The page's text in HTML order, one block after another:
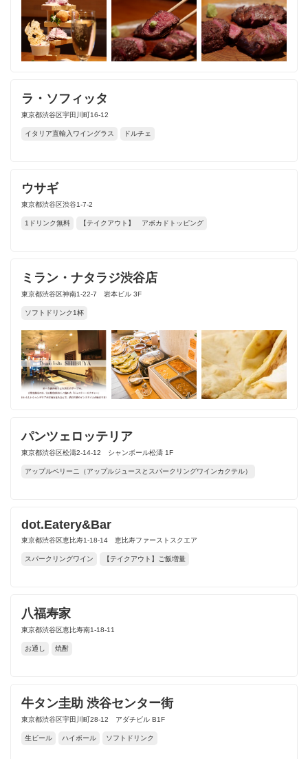
ラ・ソフィッタ
東京都渋谷区宇田川町16-12
イタリア直輸入ワイングラス ドルチェ
ウサギ
東京都渋谷区渋谷1-7-2
1ドリンク無料 【テイクアウト】 アボカドトッピング
ミラン・ナタラジ渋谷店
東京都渋谷区神南1-22-7 岩本ビル 3F
ソフトドリンク1杯
パンツェロッテリア
東京都渋谷区松濤2-14-12 シャンボール松濤 1F
アップルベリーニ（アップルジュースとスパークリングワインカクテル）
dot.Eatery&Bar
東京都渋谷区恵比寿1-18-14 恵比寿ファーストスクエア
スパークリングワイン 【テイクアウト】ご飯増量
八福寿家
東京都渋谷区恵比寿南1-18-11
お通し 焼酎
牛タン圭助 渋谷センター街
東京都渋谷区宇田川町28-12 アダチビル B1F
生ビール ハイボール ソフトドリンク